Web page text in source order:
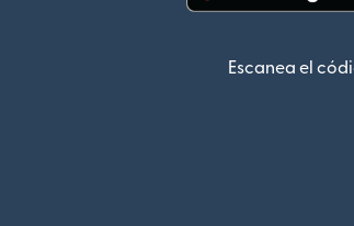
Escanea el